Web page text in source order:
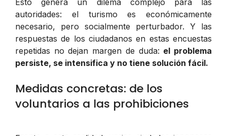
autoridades: el turismo es económicamente
necesario, pero socialmente perturbador. Y las
respuestas de los ciudadanos en estas encuestas
repetidas no dejan margen de duda: el problema
persiste, se intensifica y no tiene solución fácil.
Medidas concretas: de los
voluntarios a las prohibiciones